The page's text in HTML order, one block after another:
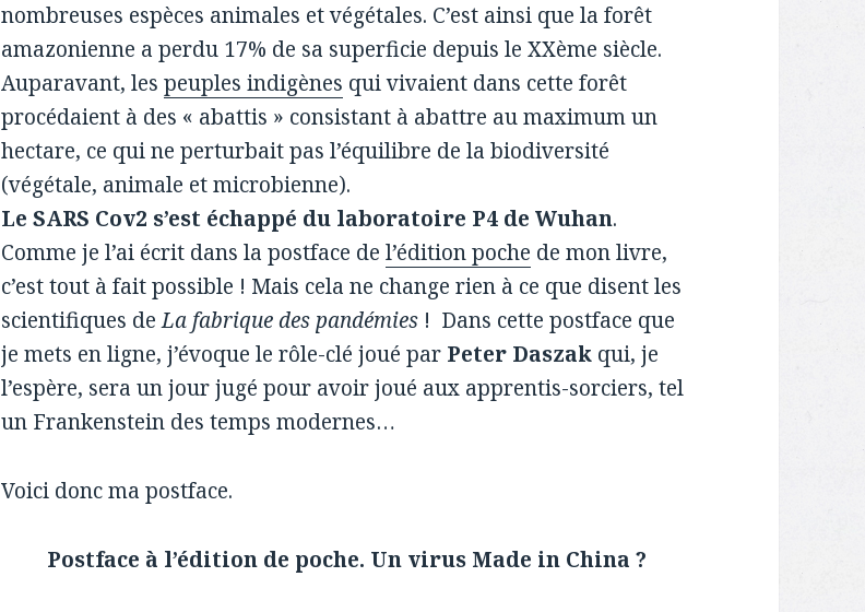
nombreuses espèces animales et végétales. C’est ainsi que la forêt
amazonienne a perdu 17% de sa superficie depuis le XXème siècle.
Auparavant, lespeuples indigènes qui vivaient dans cette forêt
procédaient à des « abattis » consistant à abattre au maximum un
hectare, ce qui ne perturbait pas l’équilibre de la biodiversité
(végétale, animale et microbienne).
Le SARS Cov2 s’est échappé du laboratoire P4 de Wuhan.
Comme je l’ai écrit dans la postface del’édition poche de mon livre,
c’est tout à fait possible ! Mais cela ne change rien à ce que disent les
scientifiques deLa fabrique des pandémies ! Dans cette postface que
je mets en ligne, j’évoque le rôle-clé joué par Peter Daszak qui, je
l’espère, sera un jour jugé pour avoir joué aux apprentis-sorciers, tel
un Frankenstein des temps modernes…
Voici donc ma postface.
Postface à l’édition de poche. Un virus Made in China ?